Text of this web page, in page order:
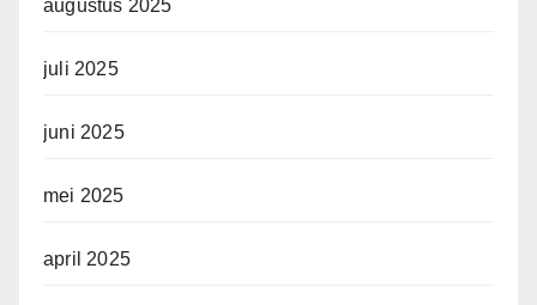
augustus 2025
juli 2025
juni 2025
mei 2025
april 2025